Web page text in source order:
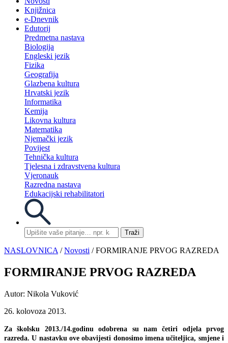
Knjižnica
e-Dnevnik
Edutorij
Predmetna nastava
Biologija
Engleski jezik
Fizika
Geografija
Glazbena kultura
Hrvatski jezik
Informatika
Kemija
Likovna kultura
Matematika
Njemački jezik
Povijest
Tehnička kultura
Tjelesna i zdravstvena kultura
Vjeronauk
Razredna nastava
Edukacijski rehabilitatori
Traži
NASLOVNICA /Novosti / FORMIRANJE PRVOG RAZREDA
FORMIRANJE PRVOG RAZREDA
Autor: Nikola Vuković
26. kolovoza 2013.
Za školsku 2013./14.godinu odobrena su nam četiri odjela prvog
razreda. U nastavku ove obavijesti donosimo imena učiteljica, smjene i